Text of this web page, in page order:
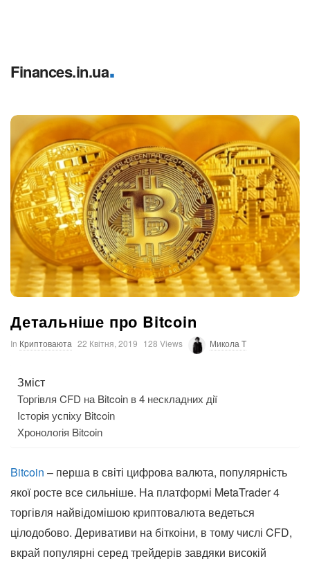
Finances.in.ua.
Детальніше про Bitcoin
In Криптоваюта 22 Квітня, 2019 128 Views Микола T
Зміст
Торгівля CFD на Bitcoin в 4 нескладних дії
Історія успіху Bitcoin
Хронологія Bitcoin
Bitcoin – перша в світі цифрова валюта, популярність
якої росте все сильніше. На платформі MetaTrader 4
торгівля найвідомішою криптовалюта ведеться
цілодобово. Деривативи на біткоіни, в тому числі CFD,
вкрай популярні серед трейдерів завдяки високій